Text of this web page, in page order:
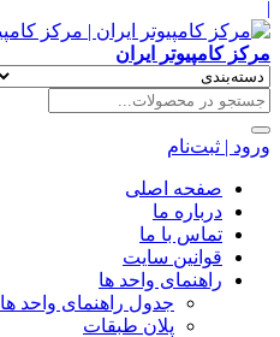
|
مرکز کامپیوتر ایران
ورود | ثبت‌نام
صفحه اصلی
درباره ما
تماس با ما
قوانین سایت
راهنمای واحد ها
جدول راهنمای واحد ها
پلان طبقات